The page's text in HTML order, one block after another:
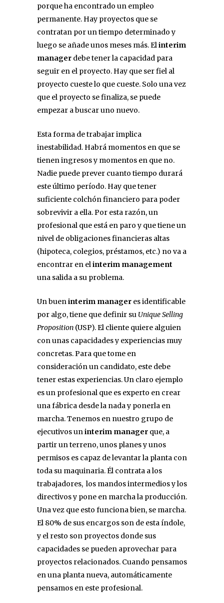
porque ha encontrado un empleo
permanente. Hay proyectos que se
contratan por un tiempo determinado y
luego se añade unos meses más. Elinterim
manager debe tener la capacidad para
seguir en el proyecto. Hay que ser fiel al
proyecto cueste lo que cueste. Solo una vez
que el proyecto se finaliza, se puede
empezar a buscar uno nuevo.
Esta forma de trabajar implica
inestabilidad. Habrá momentos en que se
tienen ingresos y momentos en que no.
Nadie puede prever cuanto tiempo durará
este último período. Hay que tener
suficiente colchón financiero para poder
sobrevivir a ella. Por esta razón, un
profesional que está en paro y que tiene un
nivel de obligaciones financieras altas
(hipoteca, colegios, préstamos, etc.) no va a
encontrar en elinterim management
una salida a su problema.
Un bueninterim manager es identificable
por algo, tiene que definir su Unique Selling
Proposition (USP). El cliente quiere alguien
con unas capacidades y experiencias muy
concretas. Para que tome en
consideración un candidato, este debe
tener estas experiencias. Un claro ejemplo
es un profesional que es experto en crear
una fábrica desde la nada y ponerla en
marcha. Tenemos en nuestro grupo de
ejecutivos uninterim manager que, a
partir un terreno, unos planes y unos
permisos es capaz de levantar la planta con
toda su maquinaria. Él contrata a los
trabajadores, los mandos intermedios y los
directivos y pone en marcha la producción.
Una vez que esto funciona bien, se marcha.
El 80% de sus encargos son de esta índole,
y el resto son proyectos donde sus
capacidades se pueden aprovechar para
proyectos relacionados. Cuando pensamos
en una planta nueva, automáticamente
pensamos en este profesional.